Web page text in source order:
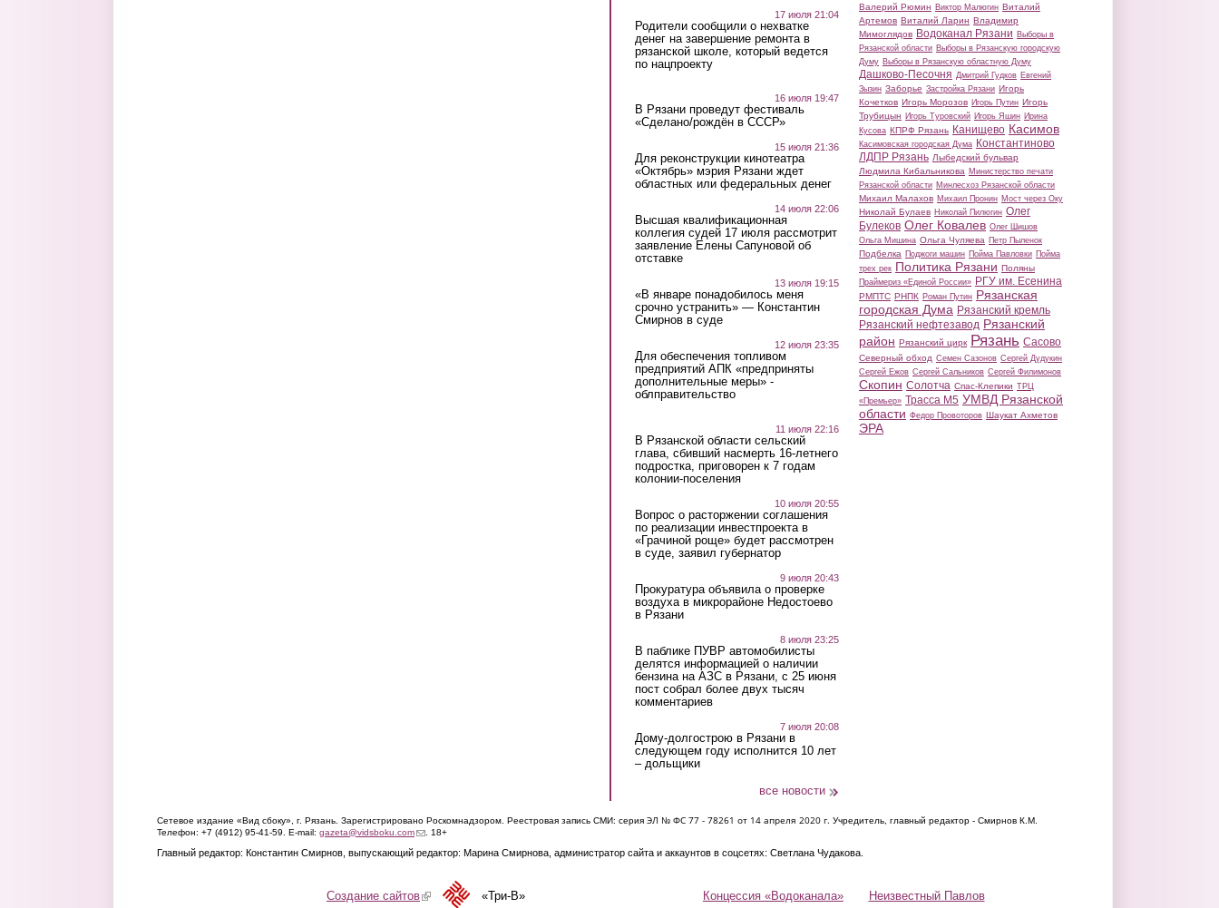
17 июля 21:04
Родители сообщили о нехватке
денег на завершение ремонта в
рязанской школе, который ведется
по нацпроекту
16 июля 19:47
В Рязани проведут фестиваль
«Сделано/рождён в СССР»
15 июля 21:36
Для реконструкции кинотеатра
«Октябрь» мэрия Рязани ждет
областных или федеральных денег
14 июля 22:06
Высшая квалификационная
коллегия судей 17 июля рассмотрит
заявление Елены Сапуновой об
отставке
13 июля 19:15
«В январе понадобилось меня
срочно устранить» — Константин
Смирнов в суде
12 июля 23:35
Для обеспечения топливом
предприятий АПК «предприняты
дополнительные меры» -
облправительство
11 июля 22:16
В Рязанской области сельский
глава, сбивший насмерть 16-летнего
подростка, приговорен к 7 годам
колонии-поселения
10 июля 20:55
Вопрос о расторжении соглашения
по реализации инвестпроекта в
«Грачиной роще» будет рассмотрен
в суде, заявил губернатор
9 июля 20:43
Прокуратура объявила о проверке
воздуха в микрорайоне Недостоево
в Рязани
8 июля 23:25
В паблике ПУВР автомобилисты
делятся информацией о наличии
бензина на АЗС в Рязани, с 25 июня
пост собрал более двух тысяч
комментариев
7 июля 20:08
Дому-долгострою в Рязани в
следующем году исполнится 10 лет
– дольщики
все новости
Валерий Рюмин Виктор Малюгин Виталий
Артемов Виталий Ларин Владимир
Мимоглядов Водоканал Рязани Выборы в
Рязанской области Выборы в Рязанскую городскую
Думу Выборы в Рязанскую областную Думу
Дашково-Песочня Дмитрий Гудков Евгений
Зызин Заборье Застройка Рязани Игорь
Кочетков Игорь Морозов Игорь Путин Игорь
Трубицын Игорь Туровский Игорь Яшин Ирина
Кусова КПРФ Рязань Канищево Касимов
Касимовская городская Дума Константиново
ЛДПР Рязань Лыбедский бульвар
Людмила Кибальникова Министерство печати
Рязанской области Минлесхоз Рязанской области
Михаил Малахов Михаил Пронин Мост через Оку
Николай Булаев Николай Пилюгин Олег
Булеков Олег Ковалев Олег Шишов
Ольга Мишина Ольга Чуляева Петр Пыленок
Подбелка Поджоги машин Пойма Павловки Пойма
трех рек Политика Рязани Поляны
Праймериз «Единой России» РГУ им. Есенина
РМПТС РНПК Роман Путин Рязанская
городская Дума Рязанский кремль
Рязанский нефтезавод Рязанский
район Рязанский цирк Рязань Сасово
Северный обход Семен Сазонов Сергей Дудукин
Сергей Ежов Сергей Сальников Сергей Филимонов
Скопин Солотча Спас-Клепики ТРЦ
«Премьер» Трасса М5 УМВД Рязанской
области Федор Провоторов Шаукат Ахметов
ЭРА
Сетевое издание «Вид сбоку», г. Рязань. Зарегистрировано Роскомнадзором. Реестровая запись СМИ: серия ЭЛ № ФС 77 - 78261 от 14 апреля 2020 г. Учредитель, главный редактор - Смирнов К.М.
Телефон: +7 (4912) 95-41-59. E-mail: gazeta@vidsboku.com(link sends e-mail)
. 18+
Главный редактор: Константин Смирнов, выпускающий редактор: Марина Смирнова, администратор сайта и аккаунтов в соцсетях: Светлана Чудакова.
Концессия «Водоканала» Неизвестный Павлов
Создание сайтов(link is external)«Три-В»